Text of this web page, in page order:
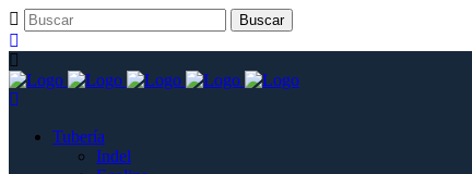
Tubería
Indel